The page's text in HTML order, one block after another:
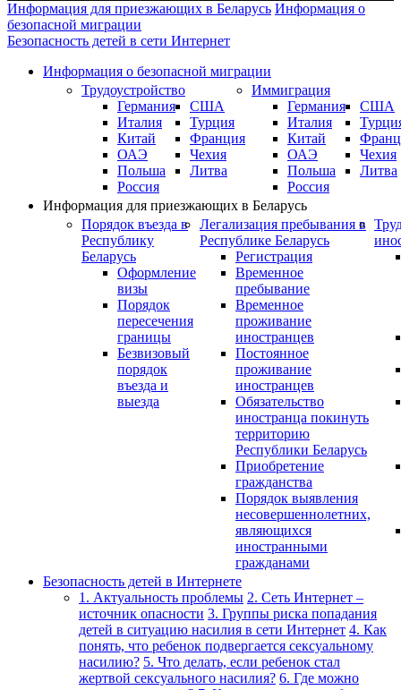
Информация для приезжающих в Беларусь Информация о
безопасной миграции
Безопасность детей в сети Интернет
Информация о безопасной миграции
Трудоустройство
Германия
Италия
Китай
ОАЭ
Польша
Россия
США
Турция
Франция
Чехия
Литва
Иммиграция
Германия
Италия
Китай
ОАЭ
Польша
Россия
США
Чехия
Литва
Информация для приезжающих в Беларусь
Порядок въезда в
Республику
Беларусь
Оформление
визы
Порядок
пересечения
границы
Безвизовый
порядок
въезда и
выезда
Легализация пребывания в
Республике Беларусь
Регистрация
Временное
пребывание
Временное
проживание
иностранцев
Постоянное
проживание
иностранцев
Обязательство
иностранца покинуть
территорию
Республики Беларусь
Приобретение
гражданства
Порядок выявления
несовершеннолетних,
являющихся
иностранными
гражданами
Безопасность детей в Интернете
1. Актуальность проблемы 2. Сеть Интернет –
источник опасности 3. Группы риска попадания
детей в ситуацию насилия в сети Интернет 4. Как
понять, что ребенок подвергается сексуальному
насилию? 5. Что делать, если ребенок стал
жертвой сексуального насилия? 6. Где можно